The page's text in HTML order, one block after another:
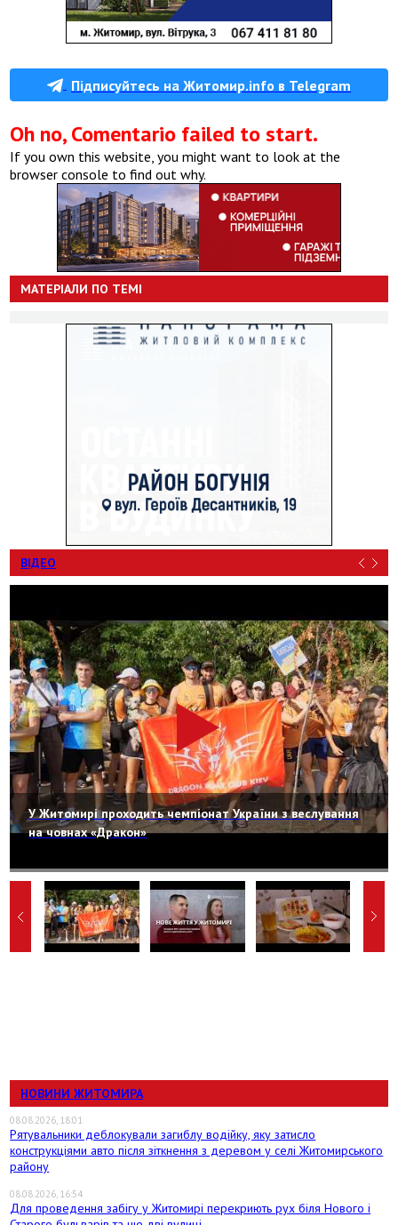
Підписуйтесь на Житомир.info в Telegram
Oh no, Comentario failed to start.
If you own this website, you might want to look at the
browser console to find out why.
МАТЕРІАЛИ ПО ТЕМІ
ВІДЕО
У Житомирі проходить чемпіонат України з веслування
на човнах «Дракон»
НОВИНИ ЖИТОМИРА
08.08.2026, 18:01
Рятувальники деблокували загиблу водійку, яку затисло
конструкціями авто після зіткнення з деревом у селі Житомирського
району
08.08.2026, 16:54
Для проведення забігу у Житомирі перекриють рух біля Нового і